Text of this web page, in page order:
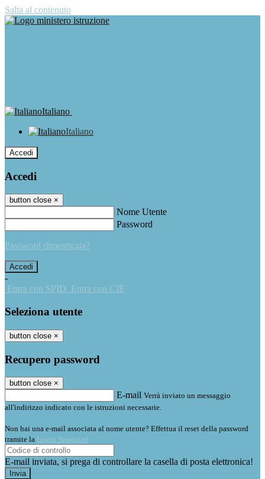
Salta al contenuto
Italiano
Italiano
Accedi
Accedi
button close ×
Nome Utente
Password
Password dimenticata?
-
Entra con SPID Entra con CIE
Seleziona utente
button close ×
Recupero password
button close ×
E-mail Verrà inviato un messaggio
all'indirizzo indicato con le istruzioni necessarie.
Non hai una e-mail associata al nome utente? Effettua il reset della password
tramite la Login Spaggiari
E-mail inviata, si prega di controllare la casella di posta elettronica!